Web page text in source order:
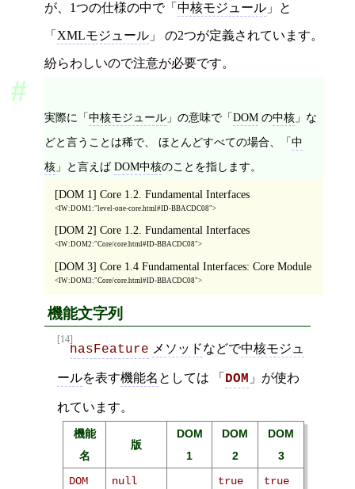
が、1つの仕様の中で「 中核モジュール 」と
「 XMLモジュール 」 の2つが定義されています。
紛らわしいので注意が必要です。
実際に「中核モジュール 」の意味で「DOM の中核 」な
どと言うことは稀で、 ほとんどすべての場合、「中
核 」と言えばDOM中核のことを指します。
[DOM 1] Core 1.2. Fundamental Interfaces
IW:DOM1:"level-one-core.html#ID-BBACDC08"
[DOM 2] Core 1.2. Fundamental Interfaces
IW:DOM2:"Core/core.html#ID-BBACDC08"
[DOM 3] Core 1.4 Fundamental Interfaces: Core Module
IW:DOM3:"Core/core.html#ID-BBACDC08"
機能文字列
[14]
hasFeature メソッドなどで中核モジュ
ールを表す機能名 としては 「 DOM 」が使わ
れています。
機能
名
版
DOM
1
DOM
2
DOM
3
DOM
null true true